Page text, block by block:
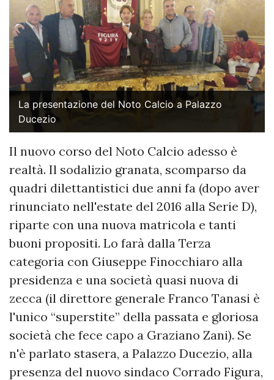
La presentazione del Noto Calcio a Palazzo
Ducezio
Il nuovo corso del Noto Calcio adesso è
realtà. Il sodalizio granata, scomparso da
quadri dilettantistici due anni fa (dopo aver
rinunciato nell'estate del 2016 alla Serie D),
riparte con una nuova matricola e tanti
buoni propositi. Lo farà dalla Terza
categoria con Giuseppe Finocchiaro alla
presidenza e una società quasi nuova di
zecca (il direttore generale Franco Tanasi è
l'unico “superstite” della passata e gloriosa
società che fece capo a Graziano Zani). Se
n'è parlato stasera, a Palazzo Ducezio, alla
presenza del nuovo sindaco Corrado Figura,